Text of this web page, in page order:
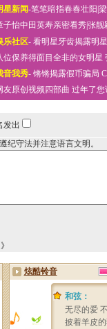
星新闻-笔笔暗指春春壮阳
子怡中田英寿亲密看秀张靓
乐社区- 看明星牙齿揭露明
位保养得面目全非的女明星
音我秀- 锵锵揭露假币骗局
友原创视频四部曲 过年了您
发出
纪守法并注意语言文明。